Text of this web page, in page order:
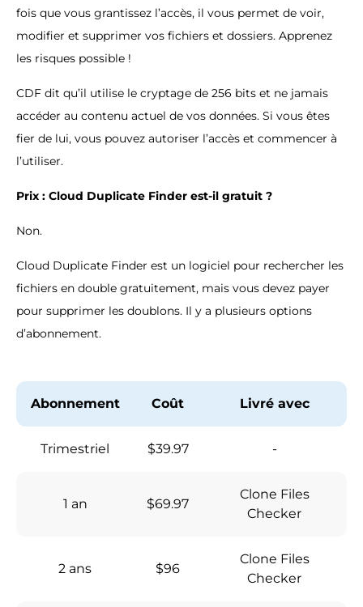
fois que vous grantissez l’accès, il vous permet de voir,
modifier et supprimer vos fichiers et dossiers. Apprenez
les risques possible !
CDF dit qu’il utilise le cryptage de 256 bits et ne jamais
accéder au contenu actuel de vos données. Si vous êtes
fier de lui, vous pouvez autoriser l’accès et commencer à
l’utiliser.
Prix : Cloud Duplicate Finder est-il gratuit ?
Non.
Cloud Duplicate Finder est un logiciel pour rechercher les
fichiers en double gratuitement, mais vous devez payer
pour supprimer les doublons. Il y a plusieurs options
d’abonnement.
Abonnement Coût Livré avec
Trimestriel $39.97 -
1 an $69.97
Clone Files
Checker
2 ans $96
Clone Files
Checker